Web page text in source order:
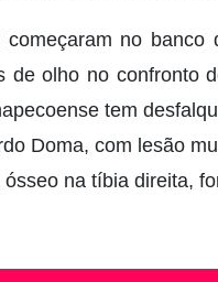
começaram no banco
de olho no confronto
tem
Doma, com lesão
na tíbia direita,